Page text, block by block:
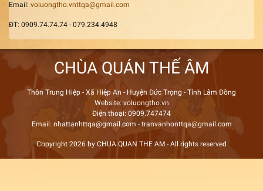
Email: voluongtho.vnttqa@gmail.com
ĐT: 0909.74.74.74 - 079.234.4948
CHÙA QUÁN THẾ ÂM
Thôn Trung Hiệp - Xã Hiệp An - Huyện Đức Trọng - Tỉnh Lâm Đồng
Website: voluongtho.vn
Điện thoại: 0909.747474
Email: nhattanhttqa@gmail.com - tranvanhonttqa@gmail.com
Copyright 2026 by CHUA QUAN THE AM - All rights reserved